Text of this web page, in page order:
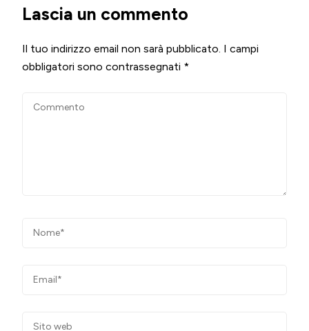
Lascia un commento
Il tuo indirizzo email non sarà pubblicato. I campi
obbligatori sono contrassegnati *